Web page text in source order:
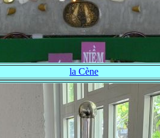
la Cène